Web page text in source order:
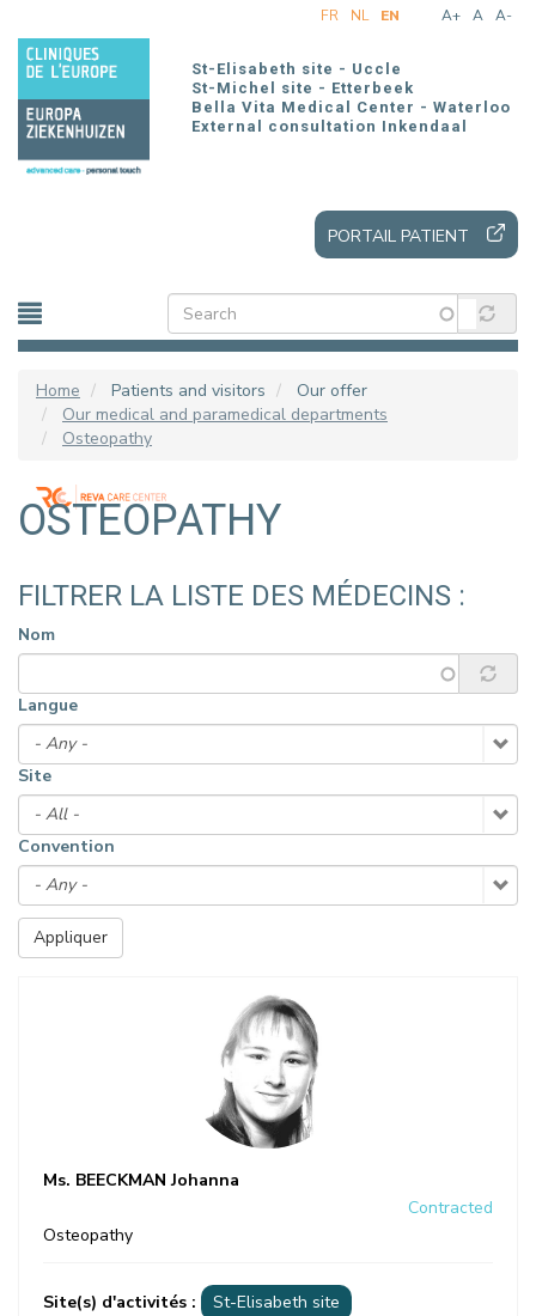
main
A+ A A-
FR NL EN
St-Elisabeth site - Uccle
St-Michel site - Etterbeek
Bella Vita Medical Center - Waterloo
External consultation Inkendaal
PORTAIL PATIENT
Home Patients and visitors
Our offer
Our medical and paramedical departments
Osteopathy
OSTEOPATHY
FILTRER LA LISTE DES MÉDECINS :
Nom
Langue
Site
Convention
Appliquer
Ms. BEECKMAN Johanna
Contracted
Osteopathy
Site(s) d'activités :
St-Elisabeth site